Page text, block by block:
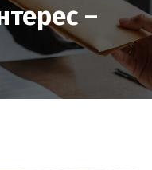
–